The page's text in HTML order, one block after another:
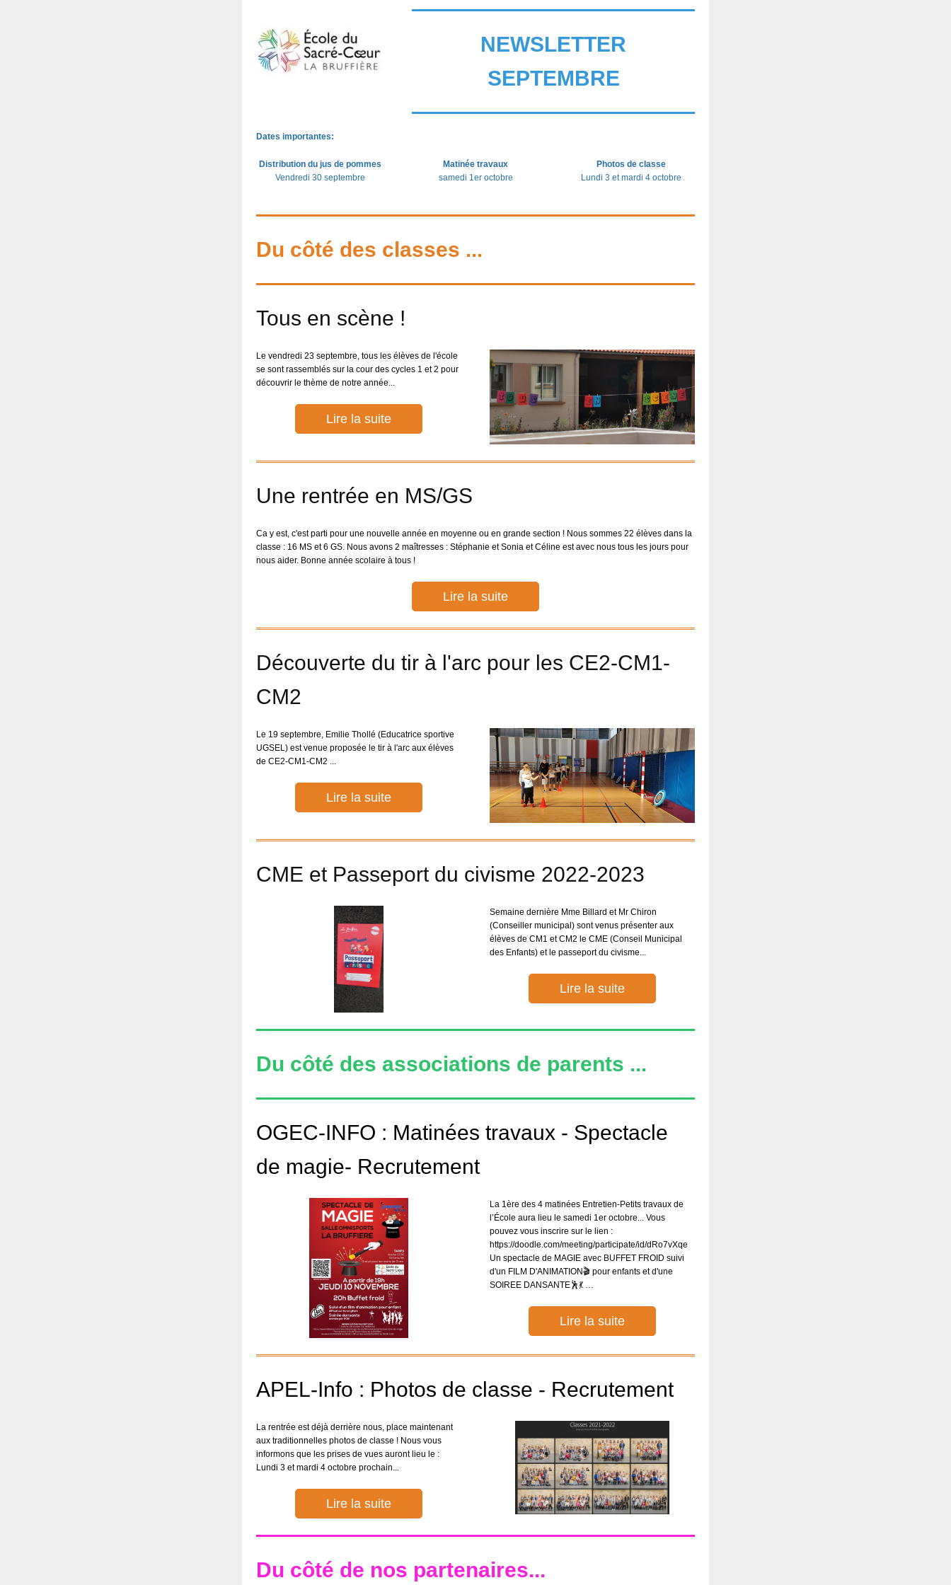
NEWSLETTER
SEPTEMBRE
Dates importantes:
Distribution du jus de pommes
Vendredi 30 septembre
Matinée travaux
samedi 1er octobre
Photos de classe
Lundi 3 et mardi 4 octobre
Du côté des classes ...
Tous en scène !
Le vendredi 23 septembre, tous les élèves de l'école
se sont rassemblés sur la cour des cycles 1 et 2 pour
découvrir le thème de notre année...
Lire la suite
Une rentrée en MS/GS
Ca y est, c'est parti pour une nouvelle année en moyenne ou en grande section ! Nous sommes 22 élèves dans la
classe : 16 MS et 6 GS. Nous avons 2 maîtresses : Stéphanie et Sonia et Céline est avec nous tous les jours pour
nous aider. Bonne année scolaire à tous !
Lire la suite
Découverte du tir à l'arc pour les CE2-CM1-
CM2
Le 19 septembre, Emilie Thollé (Educatrice sportive
UGSEL) est venue proposée le tir à l'arc aux élèves
de CE2-CM1-CM2 ...
Lire la suite
CME et Passeport du civisme 2022-2023
Semaine dernière Mme Billard et Mr Chiron
(Conseiller municipal) sont venus présenter aux
élèves de CM1 et CM2 le CME (Conseil Municipal
des Enfants) et le passeport du civisme...
Lire la suite
Du côté des associations de parents ...
OGEC-INFO : Matinées travaux - Spectacle
de magie- Recrutement
La 1ère des 4 matinées Entretien-Petits travaux de
l’École aura lieu le samedi 1er octobre... Vous
pouvez vous inscrire sur le lien :
https://doodle.com/meeting/participate/id/dRo7vXqe
Un spectacle de MAGIE avec BUFFET FROID suivi
d'un FILM D'ANIMATION🎬 pour enfants et d'une
SOIREE DANSANTE🕺💃 …
Lire la suite
APEL-Info : Photos de classe - Recrutement
La rentrée est déjà derrière nous, place maintenant
aux traditionnelles photos de classe ! Nous vous
informons que les prises de vues auront lieu le :
Lundi 3 et mardi 4 octobre prochain...
Lire la suite
Du côté de nos partenaires...